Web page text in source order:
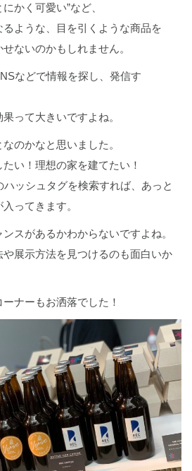
かく可愛い”など、
ような、目を引くような商品を
ないのかもしれません。
などで情報を探し、発信す
って大きいですよね。
のかなと思いました。
い！理想の家を建てたい！
ッシュタグを検索すれば、あっと
ってきます。
スがあるかわからないですよね。
展示方法を見つけるのも面白いか
ナーもお洒落でした！